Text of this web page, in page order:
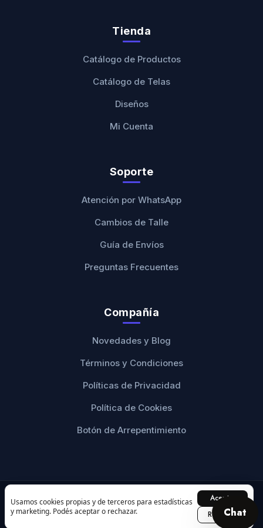
Usamos cookies propias y de terceros para estadísticas
y marketing. Podés aceptar o rechazar.
Aceptar
Rechazar
Tienda
Catálogo de Productos
Catálogo de Telas
Diseños
Mi Cuenta
Soporte
Atención por WhatsApp
Cambios de Talle
Guía de Envíos
Preguntas Frecuentes
Compañía
Novedades y Blog
Términos y Condiciones
Políticas de Privacidad
Política de Cookies
Botón de Arrepentimiento
© 2026 Ranwey Personalizados. Todos los derechos
reservados.
Chat